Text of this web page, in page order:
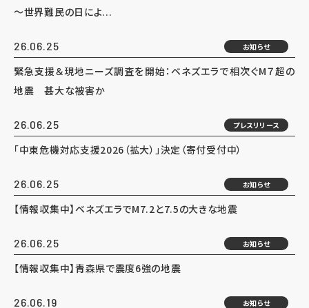
～世界難民の日によ...
26.06.25 お知らせ
緊急支援＆現地ニーズ調査を開始：ベネズエラで相次ぐM７超の
地震 甚大な被害か
26.06.25 プレスリリース
「中東危機対応支援2026（拡大）」決定（寄付受付中）
26.06.25 お知らせ
【情報収集中】ベネズエラでM7.2と7.5の大きな地震
26.06.25 お知らせ
【情報収集中】青森県で震度6強の地震
26.06.19 お知らせ